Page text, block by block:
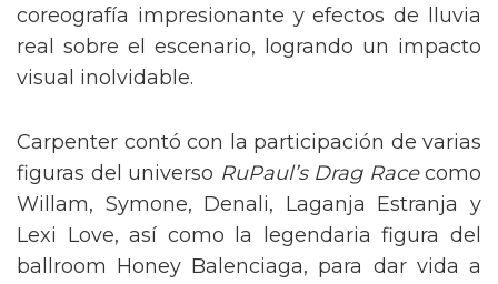
coreografía impresionante y efectos de lluvia
real sobre el escenario, logrando un impacto
visual inolvidable.
Carpenter contó con la participación de varias
figuras del universo RuPaul’s Drag Racecomo
Willam, Symone, Denali, Laganja Estranja y
Lexi Love, así como la legendaria figura del
ballroom Honey Balenciaga, para dar vida a